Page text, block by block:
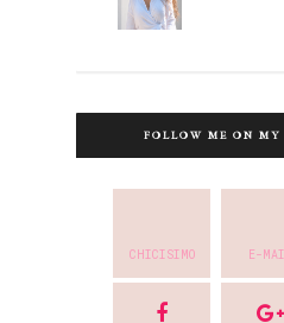
FOLLOW ME ON
CHICISIMO E-